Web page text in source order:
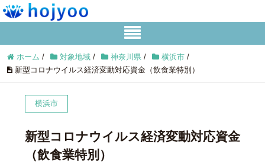
ホーム / 対象地域 / 神奈川県 / 横浜市 /
新型コロナウイルス経済変動対応資金（飲食業特別）
横浜市
新型コロナウイルス経済変動対応資金
（飲食業特別）